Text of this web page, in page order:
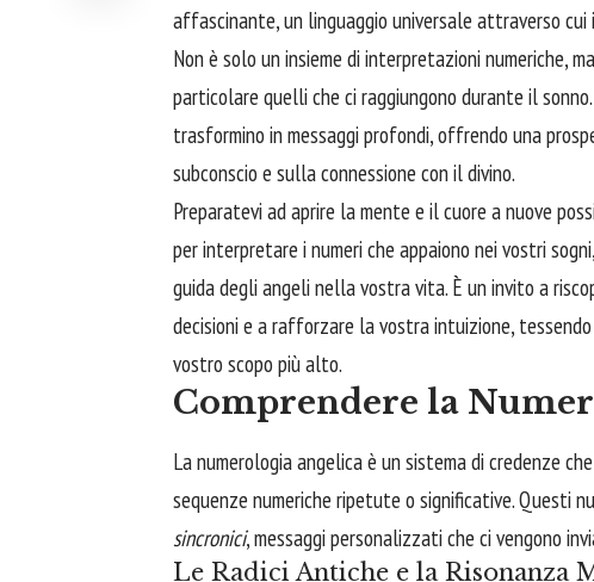
affascinante, un linguaggio universale attraverso
Non è solo un insieme di interpretazioni numeriche,
particolare quelli che ci raggiungono durante il
trasformino in messaggi profondi, offrendo una
subconscio e sulla connessione con il divino.
Preparatevi ad aprire la mente e il cuore a nuove
per interpretare i numeri che appaiono nei vostri
guida degli angeli nella vostra vita. È un invito a
decisioni e a rafforzare la vostra intuizione,
vostro scopo più alto.
Comprendere la
La numerologia angelica è un sistema di credenze
sequenze numeriche ripetute o significative. Questi
sincronici, messaggi personalizzati che ci vengono
Le Radici Antiche e la Risonanza